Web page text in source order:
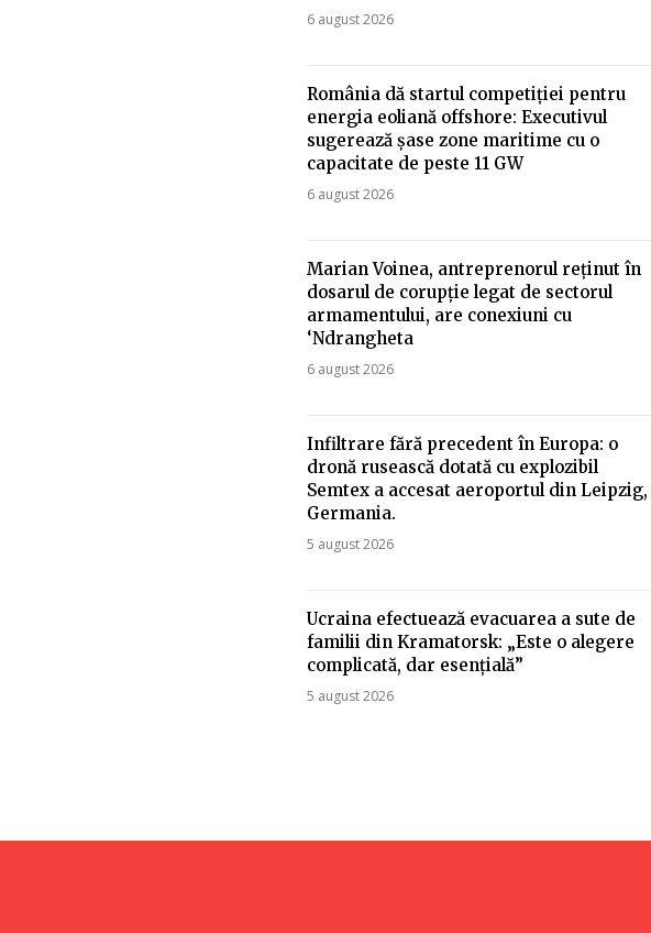
6 august 2026
România dă startul competiției pentru
energia eoliană offshore: Executivul
sugerează șase zone maritime cu o
capacitate de peste 11 GW
6 august 2026
Marian Voinea, antreprenorul reținut în
dosarul de corupție legat de sectorul
armamentului, are conexiuni cu
‘Ndrangheta
6 august 2026
Infiltrare fără precedent în Europa: o
dronă rusească dotată cu explozibil
Semtex a accesat aeroportul din Leipzig,
Germania.
5 august 2026
Ucraina efectuează evacuarea a sute de
familii din Kramatorsk: „Este o alegere
complicată, dar esențială”
5 august 2026